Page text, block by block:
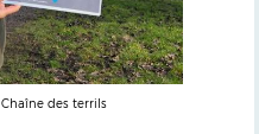
des terrils